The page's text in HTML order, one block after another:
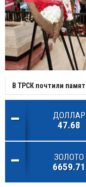
В ТРСК почтили
ДОЛЛАР
47.68
ЗОЛОТО
6659.71